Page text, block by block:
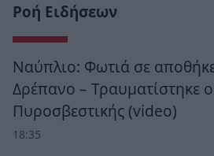
Ροή Ειδήσεων
Ναύπλιο: Φωτιά σε
Δρέπανο – Τραυματίστηκε ο
Πυροσβεστικής (video)
18:35